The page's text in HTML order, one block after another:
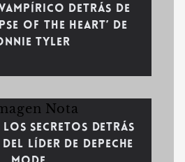
detrás de
of the Heart’ de
Tyler
Los secretos detrás
líder de Depeche